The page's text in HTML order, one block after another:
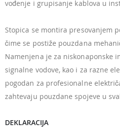
vođenje i grupisanje kablova u
Stopica se montira presovanjem
čime se postiže pouzdana
Namenjena je za niskonaponske
signalne vodove, kao i za razne
pogodan za profesionalne
zahtevaju pouzdane spojeve u
DEKLARACIJA